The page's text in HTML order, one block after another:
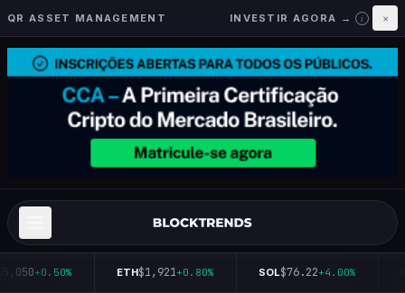
QR ASSET MANAGEMENT INVESTIR AGORA → i ×
+0.50% ETH$1,921+0.80% SOL$76.22+4.00%